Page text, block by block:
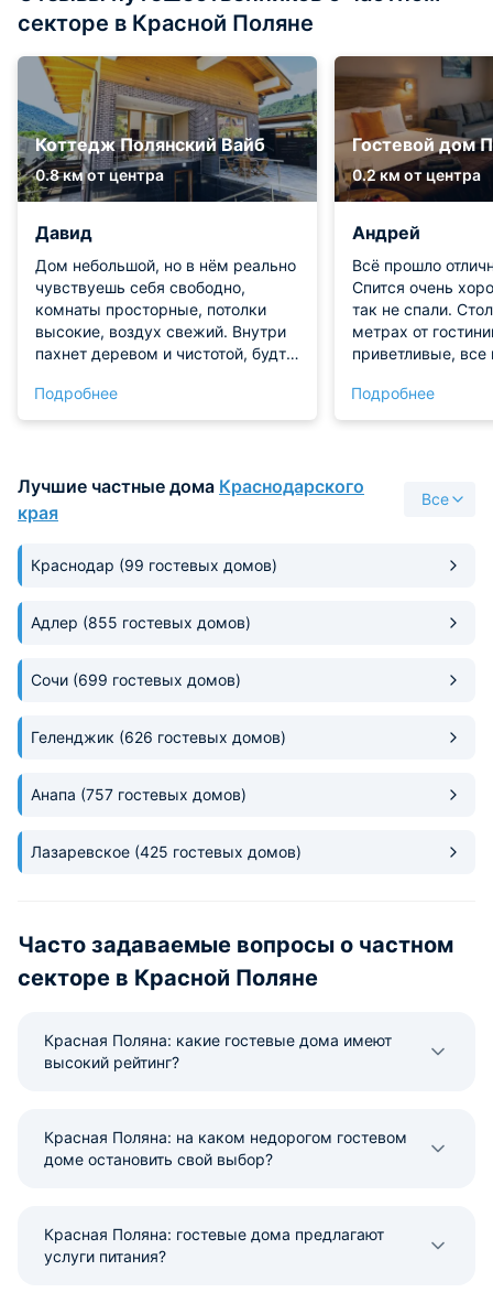
секторе в Красной Поляне
Коттедж Полянский Вайб
0.8 км от центра
Давид
Дом небольшой, но в нём реально
чувствуешь себя свободно,
комнаты просторные, потолки
высокие, воздух свежий. Внутри
пахнет деревом и чистотой, будто
проветрили. На веранде классно
сидеть по вечерам: там стоит
думать. Спал отлично, тишина
такая, что слышно, как за окном
Подробнее
Гостевой дом
0.2 км от центра
Андрей
Всё прошло
Спится очень
так не спали.
метрах от
приветливые, все
ближе к
ещё будем
Подробнее
Лучшие частные дома Краснодарского
края
Все
Краснодар (99 гостевых домов)
Адлер (855 гостевых домов)
Сочи (699 гостевых домов)
Геленджик (626 гостевых домов)
Анапа (757 гостевых домов)
Лазаревское (425 гостевых домов)
Часто задаваемые вопросы о частном
секторе в Красной Поляне
Красная Поляна: какие гостевые дома имеют
высокий рейтинг?
Красная Поляна: на каком недорогом гостевом
доме остановить свой выбор?
Красная Поляна: гостевые дома предлагают
услуги питания?